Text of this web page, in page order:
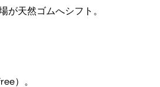
が天然ゴムへシフト。
）。